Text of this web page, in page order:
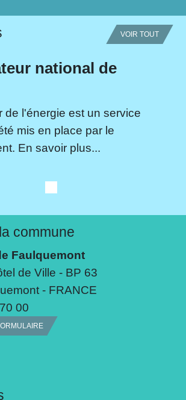
VOIR TOUT
national de
de l'énergie est un service
mis en place par le
En savoir plus...
commune
Faulquemont
de Ville - BP 63
- FRANCE
00